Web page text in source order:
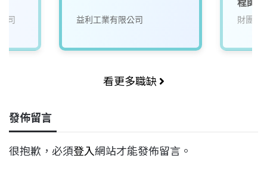
司 益利工業有限公司 財團法
看更多職缺
發佈留言
很抱歉，必須登入網站才能發佈留言。